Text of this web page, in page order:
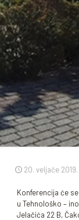
20. veljače 2019.
Konferencija će
u Tehnološko –
Jelačića 22 B,